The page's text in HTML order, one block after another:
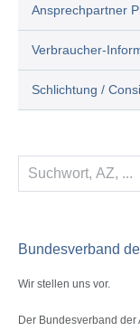
Ansprechpartner
Verbraucher-
Schlichtung /
Suchen
Bundesverband
Wir stellen uns vor.
Der Bundesverband der